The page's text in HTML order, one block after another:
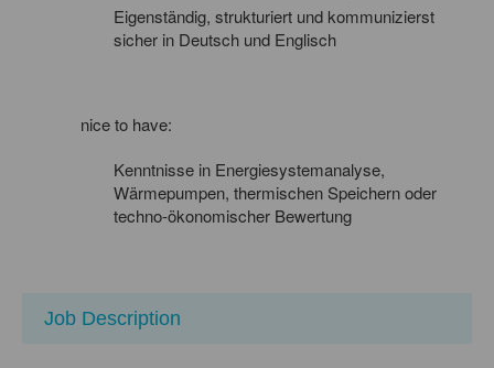
Eigenständig, strukturiert und kommunizierst
sicher in Deutsch und Englisch
nice to have:
Kenntnisse in Energiesystemanalyse,
Wärmepumpen, thermischen Speichern oder
techno-ökonomischer Bewertung
Job Description